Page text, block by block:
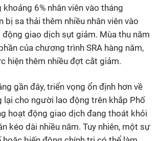
6% nhân viên vào tháng
bị sa thải thêm nhiều nhân viên vào
giao dịch sụt giảm. Mùa thu năm
của chương trình SRA hàng năm,
hiện thêm nhiều đợt cắt giảm.
gần đây, triển vọng ổn định hơn về
lại cho người lao động trên khắp Phố
hoạt động giao dịch đang thoát khỏi
kéo dài nhiều năm. Tuy nhiên, một sự